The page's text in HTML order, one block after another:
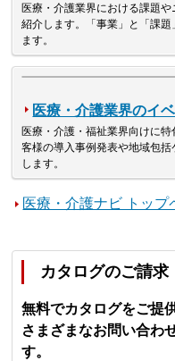
医療・介護業界における課題
紹介します。「事業」と「課
ます。
医療・介護業界のイ
医療・介護・福祉業界向けに
客様の導入事例発表や地域包
します。
医療・介護ナビ トップ
カタログのご請求
無料でカタログをご提
さまざまなお問い合わ
す。